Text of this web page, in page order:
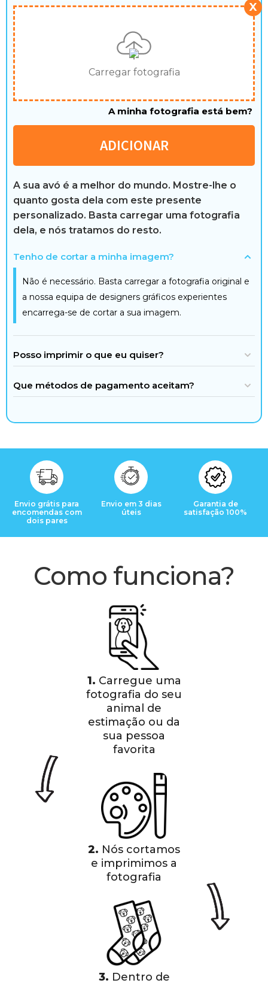
Carregar fotografia
X
A minha fotografia está bem?
ADICIONAR
A sua avó é a melhor do mundo. Mostre-lhe o
quanto gosta dela com este presente
personalizado. Basta carregar uma fotografia
dela, e nós tratamos do resto.
Tenho de cortar a minha imagem?
Não é necessário. Basta carregar a fotografia original e
a nossa equipa de designers gráficos experientes
encarrega-se de cortar a sua imagem.
Posso imprimir o que eu quiser?
Que métodos de pagamento aceitam?
Envio grátis para
encomendas com
dois pares
Envio em 3 dias
úteis
Garantia de
satisfação 100%
Como funciona?
1. Carregue uma
fotografia do seu
animal de
estimação ou da
sua pessoa
favorita
2. Nós cortamos
e imprimimos a
fotografia
3. Dentro de